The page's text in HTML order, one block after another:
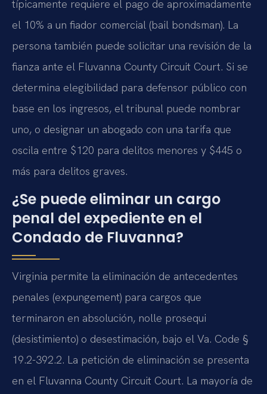
típicamente requiere el pago de aproximadamente
el 10% a un fiador comercial (bail bondsman). La
persona también puede solicitar una revisión de la
fianza ante el Fluvanna County Circuit Court. Si se
determina elegibilidad para defensor público con
base en los ingresos, el tribunal puede nombrar
uno, o designar un abogado con una tarifa que
oscila entre $120 para delitos menores y $445 o
más para delitos graves.
¿Se puede eliminar un cargo
penal del expediente en el
Condado de Fluvanna?
Virginia permite la eliminación de antecedentes
penales (expungement) para cargos que
terminaron en absolución, nolle prosequi
(desistimiento) o desestimación, bajo el Va. Code §
19.2-392.2. La petición de eliminación se presenta
en el Fluvanna County Circuit Court. La mayoría de